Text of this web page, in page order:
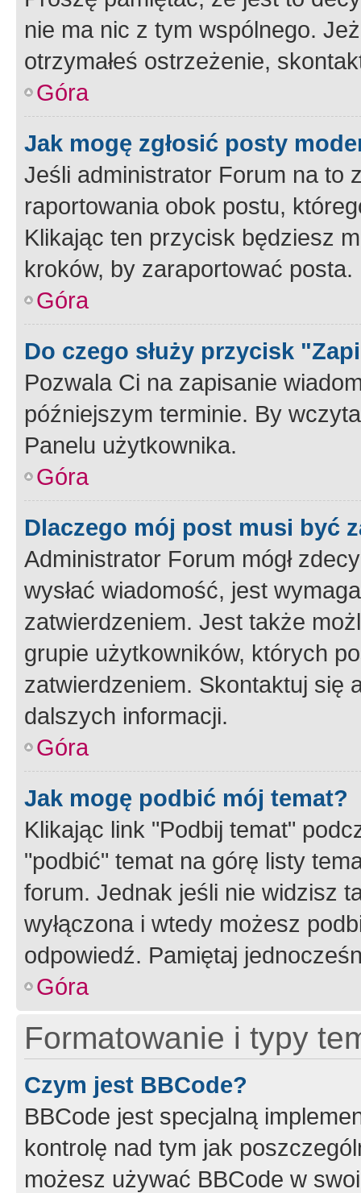
nie ma nic z tym wspólnego.
otrzymałeś ostrzeżenie,
Góra
Jak mogę zgłosić posty
Jeśli administrator Forum na to
raportowania obok postu,
Klikając ten przycisk będziesz
kroków, by zaraportować posta.
Góra
Do czego służy przycisk
Pozwala Ci na zapisanie
późniejszym terminie. By
Panelu użytkownika.
Góra
Dlaczego mój post musi być
Administrator Forum mógł
wysłać wiadomość, jest
zatwierdzeniem. Jest także
grupie użytkowników, których
zatwierdzeniem. Skontaktuj się
dalszych informacji.
Góra
Jak mogę podbić mój temat?
Klikając link "Podbij temat"
"podbić" temat na górę listy
forum. Jednak jeśli nie widzisz
wyłączona i wtedy możesz
odpowiedź. Pamiętaj
Góra
Formatowanie i typy
Czym jest BBCode?
BBCode jest specjalną
kontrolę nad tym jak
możesz używać BBCode w